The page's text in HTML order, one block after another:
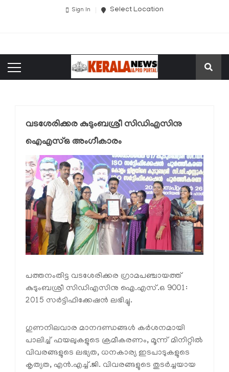
Sign In Select Location
വടശേരിക്കര കുടുംബശ്രീ സിഡിഎസിനു
ഐഎസ്ഒ അംഗീകാരം
പത്തനംതിട്ട വടശേരിക്കര ഗ്രാമപഞ്ചായത്ത്
കുടുംബശ്രീ സിഡിഎസിനു ഐ.എസ്.ഒ 9001:
2015 സര്‍ട്ടിഫിക്കേഷന്‍ ലഭിച്ചു.
ഗുണനിലവാര മാനദണ്ഡങ്ങള്‍ കര്‍ശനമായി
പാലിച്ച് ഫയലുകളുടെ ക്രമീകരണം, മൂന്ന് മിനിറ്റില്‍
വിവരങ്ങളുടെ ലഭ്യത, ധനകാര്യ ഇടപാടുകളുടെ
കൃത്യത, എന്‍.എച്ച്.ജി. വിവരങ്ങളുടെ തുടര്‍ച്ചയായ